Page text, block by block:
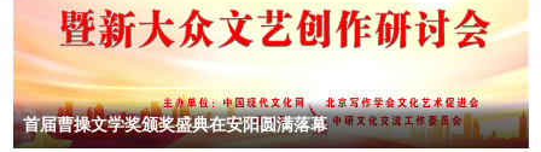
首届曹操文学奖颁奖盛典在安阳圆满落幕